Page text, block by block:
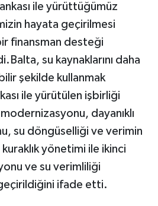
ile yürüttüğümüz
hayata geçirilmesi
finansman desteği
su kaynaklarını daha
şekilde kullanmak
ile yürütülen işbirliği
dayanıklı
su döngüselliği ve verimin
kuraklık yönetimi ile ikinci
ve su verimliliği
ifade etti.